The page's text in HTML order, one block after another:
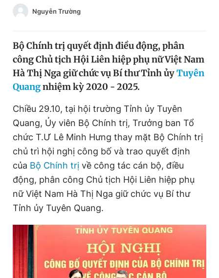
Chào ngày mới
Tin 360
Video Magazine
Sản phẩm khác
Tiện ích Bạn cần biết
Thông tin tòa soạn Liên hệ quảng cáo
Đọc Thanh Niên trên điện thoại
Nguyễn Trường
Bộ Chính trị quyết định điều động, phân
công Chủ tịch Hội Liên hiệp phụ nữ Việt Nam
Hà Thị Nga giữ chức vụ Bí thư Tỉnh ủyTuyên
Quangnhiệm kỳ 2020 - 2025.
Chiều 29.10, tại hội trường Tỉnh ủy Tuyên
Quang, Ủy viên Bộ Chính trị, Trưởng ban Tổ
chức T.Ư Lê Minh Hưng thay mặt Bộ Chính trị
chủ trì hội nghị công bố và trao quyết định
của Bộ Chính trị về công tác cán bộ, điều
động, phân công Chủ tịch Hội Liên hiệp phụ
nữ Việt Nam Hà Thị Nga giữ chức vụ Bí thư
Tỉnh ủy Tuyên Quang.